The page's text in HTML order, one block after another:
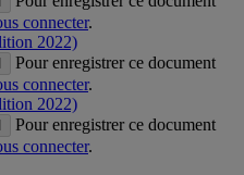
connecter.
2022)
Pour enregistrer ce document
connecter.
2022)
Pour enregistrer ce document
connecter.